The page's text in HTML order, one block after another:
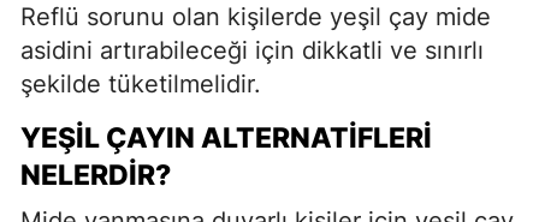
Reflü sorunu olan kişilerde yeşil çay mide
asidini artırabileceği için dikkatli ve sınırlı
şekilde tüketilmelidir.
YEŞIL ÇAYIN ALTERNATIFLERI
NELERDIR?